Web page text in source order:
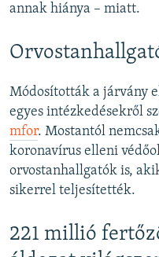
annak hiánya – miatt.
Módosították a járvány
egyes intézkedésekről
mfor. Mostantól
koronavírus elleni
orvostanhallgatók is,
sikerrel teljesítették.
221 millió